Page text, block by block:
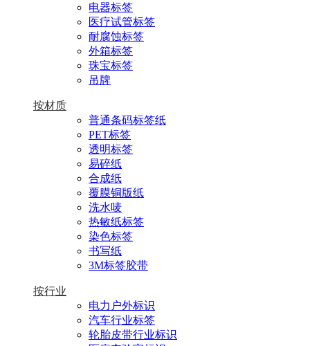
电器标签
医疗试管标签
耐腐蚀标签
外箱标签
珠宝标签
吊牌
按材质
普通条码标签纸
PET标签
透明标签
易碎纸
合成纸
覆膜铜版纸
洗水唛
热敏纸标签
染色标签
书写纸
3M标签胶带
按行业
电力户外标识
汽车行业标签
轮胎皮带行业标识